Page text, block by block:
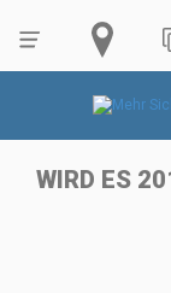
WIRD ES